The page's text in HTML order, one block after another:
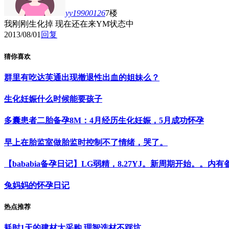
yy199001267楼
我刚刚生化掉 现在还在来YM状态中
2013/08/01回复
猜你喜欢
群里有吃达芙通出现撤退性出血的姐妹么？
生化妊娠什么时候能要孩子
多囊患者二胎备孕8M：4月经历生化妊娠，5月成功怀孕
早上在胎监室做胎监时控制不了情绪，哭了。
【bababia备孕日记】LG弱精，8.27YJ。新周期开始。。内有
兔妈妈的怀孕日记
热点推荐